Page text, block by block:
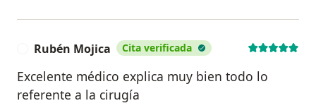
Rubén Mojica Cita verificada
Excelente médico explica muy bien todo lo
referente a la cirugía